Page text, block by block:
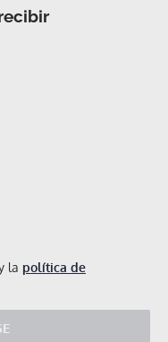
la política de